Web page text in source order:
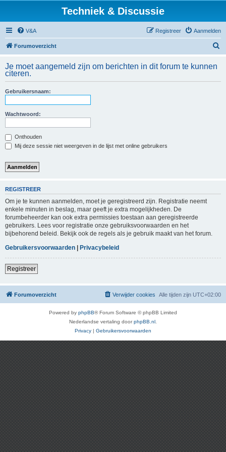
Techniek & Discussie
V&A Aanmelden
Registreer
Forumoverzicht
k
Je moet aangemeld zijn om berichten in dit forum te kunnen
citeren.
Gebruikersnaam:
Wachtwoord:
Onthouden
Mij deze sessie niet weergeven in de lijst met online gebruikers
REGISTREER
Om je te kunnen aanmelden, moet je geregistreerd zijn. Registratie neemt
enkele minuten in beslag, maar geeft je extra mogelijkheden. De
forumbeheerder kan ook extra permissies toestaan aan geregistreerde
gebruikers. Lees voor registratie onze gebruiksvoorwaarden en het
bijbehorend beleid. Bekijk ook de regels als je gebruik maakt van het forum.
Gebruikersvoorwaarden | Privacybeleid
Registreer
Forumoverzicht Alle tijden zijn UTC+02:00
Verwijder cookies
Powered by phpBB® Forum Software © phpBB Limited
Nederlandse vertaling doorphpBB.nl
Privacy | Gebruikersvoorwaarden